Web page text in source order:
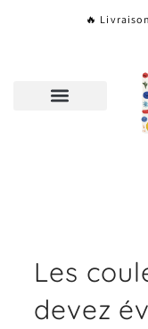
🔥
Les
devez